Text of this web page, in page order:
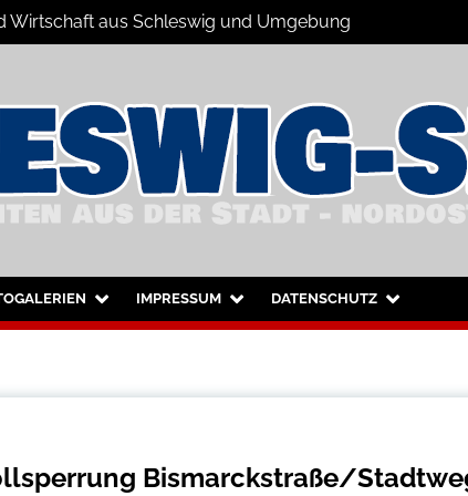
Wirtschaft aus Schleswig und Umgebung
und Umgebung
IMPRESSUM DATENSCHUTZ
Bismarckstraße/